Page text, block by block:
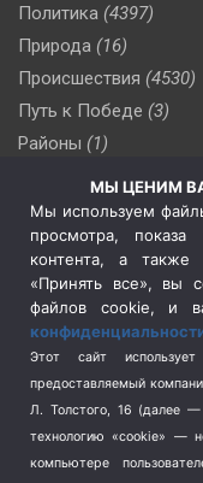
Политика (4397)
Природа (16)
Происшествия (4530)
Путь к Победе (3)
Районы (1)
(510)
Сельское хозяйство
Социальная политика
Спецоперация в
Спецоперация на
Спорт (740)
Терроризм (1)
Транспорт (262)
Туризм (178)
МЫ ЦЕНИМ
Мы используем
просмотра, показа
контента, а также
«Принять все», вы
файлов cookie, и
Этот сайт
предоставляемый
Л. Толстого, 16 (далее —
технологию «cookie» —
компьютере